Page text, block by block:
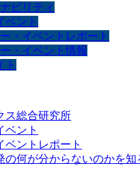
ビリティ
ベント
・イベントレポート
・イベント情報
ト
ス総合研究所
ベント
ベントレポート
の何が分からないのかを